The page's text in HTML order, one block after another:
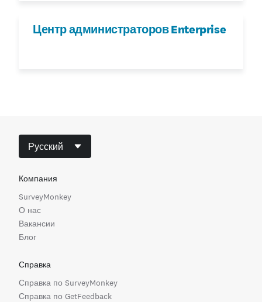
Центр администраторов Enterprise
Русский
Компания
SurveyMonkey
О нас
Вакансии
Блог
Справка
Справка по SurveyMonkey
Справка по GetFeedback